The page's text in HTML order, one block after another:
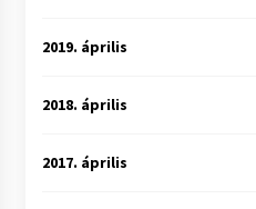
2019. április
2018. április
2017. április